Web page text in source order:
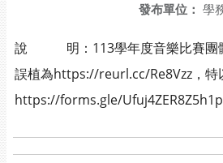
發布單位： 學
說 明：113學年度音樂比賽團體
誤植為https://reurl.cc/Re8Vzz，特
https://forms.gle/